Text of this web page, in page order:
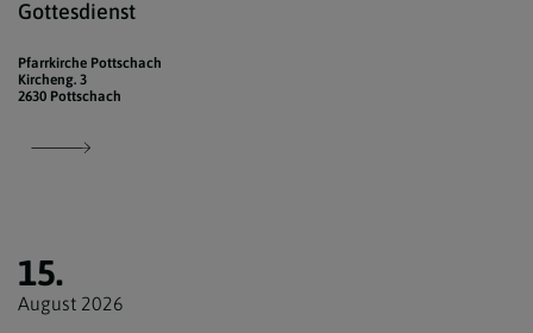
Gottesdienst
Pfarrkirche Pottschach
Kircheng. 3
2630 Pottschach
15.
August 2026